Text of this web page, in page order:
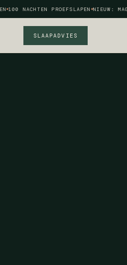
100 NACHTEN PROEFSLAPEN NIEUW:
SLAAPADVIES